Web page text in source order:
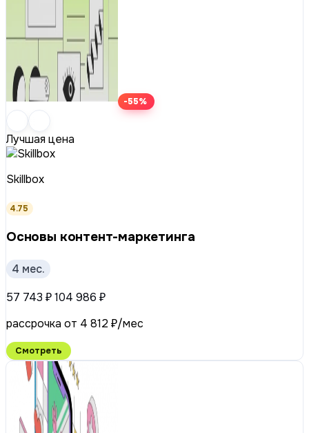
-55%
Лучшая цена
Skillbox
4.75
Основы контент-маркетинга
4 мес.
57 743 ₽104 986 ₽
рассрочка от 4 812 ₽/мес
Смотреть